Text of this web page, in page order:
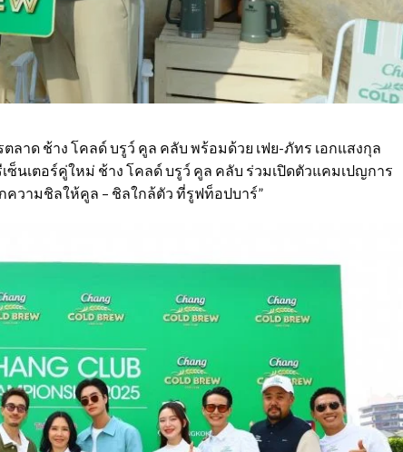
ลาด ช้าง โคลด์ บรูว์ คูล คลับ พร้อมด้วย เฟย-ภัทร เอกแสงกุล
นเตอร์คู่ใหม่ ช้าง โคลด์ บรูว์ คูล คลับ ร่วมเปิดตัวแคมเปญการ
ความชิลให้คูล – ชิลใกล้ตัว ที่รูฟท็อปบาร์”